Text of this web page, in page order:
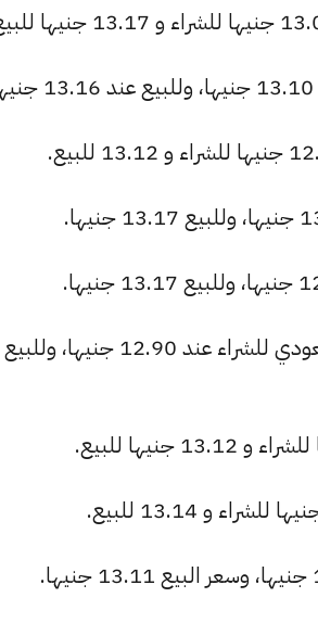
بنك الشركة المصرفية العربية الدولية: استقر سعر الريال السعودي للشراء